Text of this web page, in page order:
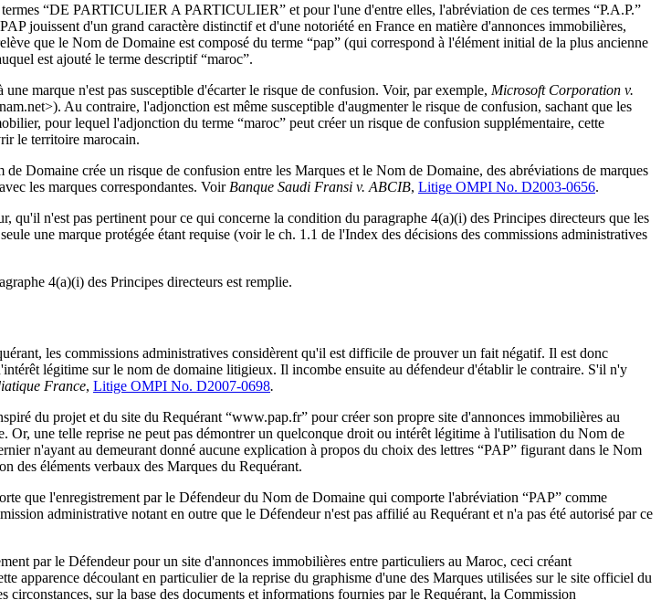
“DE PARTICULIER A PARTICULIER” et pour l'une d'entre elles, l'abréviation de ces termes “P.A.P.”
jouissent d'un grand caractère distinctif et d'une notoriété en France en matière d'annonces immobilières,
que le Nom de Domaine est composé du terme “pap” (qui correspond à l'élément initial de la plus ancienne
est ajouté le terme descriptif “maroc”.
marque n'est pas susceptible d'écarter le risque de confusion. Voir, par exemple, Microsoft Corporation v.
Au contraire, l'adjonction est même susceptible d'augmenter le risque de confusion, sachant que les
pour lequel l'adjonction du terme “maroc” peut créer un risque de confusion supplémentaire, cette
le territoire marocain.
Domaine crée un risque de confusion entre les Marques et le Nom de Domaine, des abréviations de marques
les marques correspondantes. Voir Banque Saudi Fransi v. ABCIB, Litige OMPI No. D2003-0656.
n'est pas pertinent pour ce qui concerne la condition du paragraphe 4(a)(i) des Principes directeurs que les
une marque protégée étant requise (voir le ch. 1.1 de l'Index des décisions des commissions administratives
4(a)(i) des Principes directeurs est remplie.
les commissions administratives considèrent qu'il est difficile de prouver un fait négatif. Il est donc
légitime sur le nom de domaine litigieux. Il incombe ensuite au défendeur d'établir le contraire. S'il n'y
France, Litige OMPI No. D2007-0698.
du projet et du site du Requérant “www.pap.fr” pour créer son propre site d'annonces immobilières au
une telle reprise ne peut pas démontrer un quelconque droit ou intérêt légitime à l'utilisation du Nom de
n'ayant au demeurant donné aucune explication à propos du choix des lettres “PAP” figurant dans le Nom
des éléments verbaux des Marques du Requérant.
que l'enregistrement par le Défendeur du Nom de Domaine qui comporte l'abréviation “PAP” comme
administrative notant en outre que le Défendeur n'est pas affilié au Requérant et n'a pas été autorisé par ce
par le Défendeur pour un site d'annonces immobilières entre particuliers au Maroc, ceci créant
apparence découlant en particulier de la reprise du graphisme d'une des Marques utilisées sur le site officiel du
sur la base des documents et informations fournies par le Requérant, la Commission